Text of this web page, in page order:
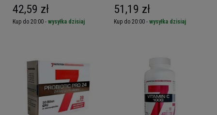
42,59 zł
Kup do 20:00 - wysyłka dzisiaj
51,19 zł
Kup do 20:00 - wysyłka dzisiaj